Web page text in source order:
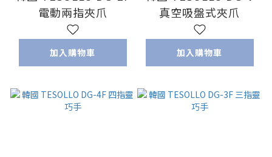
電動兩指夾爪
加入購物車
真空吸盤式夾爪
加入購物車